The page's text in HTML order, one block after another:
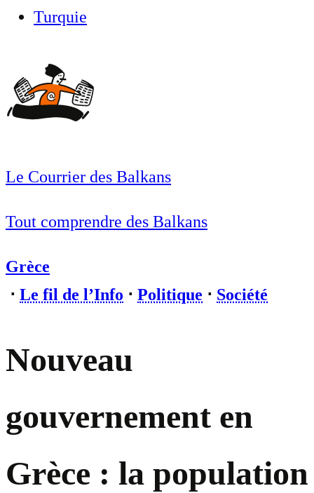
Turquie
Le Courrier des Balkans
Tout comprendre des Balkans
Grèce
⋅ Le fil de l’Info ⋅ Politique ⋅ Société
Nouveau
gouvernement en
Grèce : la population